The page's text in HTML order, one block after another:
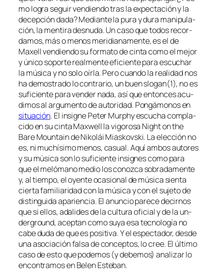
mo lo­gra se­guir ven­dien­do tras la ex­pec­ta­ción y la
de­cep­ción da­da? Mediante la pu­ra y du­ra ma­ni­pu­la­
ción, la men­ti­ra des­nu­da. Un ca­so que to­dos re­cor­
da­mos, más o me­nos me­ri­dia­na­men­te, es el de
Maxell ven­dien­do su for­ma­to de cin­ta co­mo el me­jor
y úni­co so­por­te real­men­te efi­cien­te pa­ra es­cu­char
la mú­si­ca y no so­lo oír­la. Pero cuan­do la reali­dad nos
ha de­mos­tra­do lo con­tra­rio, un buen slogan(1), no es
su­fi­cien­te pa­ra ven­der na­da, así que en­ton­ces acu­
di­mos al ar­gu­men­to de au­to­ri­dad. Pongámonos en
si­tua­ción. El in­sig­ne Peter Murphy es­cu­cha com­pla­
ci­do en su cin­ta Maxwell la vi­go­ro­sa Night on the
Bare Mountain de Nikolái Miaskovski. La elec­ción no
es, ni mu­chí­si­mo me­nos, ca­sual. Aquí am­bos au­to­res
y su mú­si­ca son lo su­fi­cien­te in­sig­nes co­mo pa­ra
que el me­ló­mano me­dio los co­noz­ca so­bra­da­men­te
y, al tiem­po, el oyen­te oca­sio­nal de mú­si­ca sien­ta
cier­ta fa­mi­lia­ri­dad con la mú­si­ca y con el su­je­to de
dis­tin­gui­da apa­rien­cia. El anun­cio pa­re­ce de­cir­nos
que si ellos, ada­li­des de la cul­tu­ra ofi­cial y de la un­
der­ground, acep­tan co­mo su­ya esa tec­no­lo­gía no
ca­be du­da de que es po­si­ti­va. Y el es­pec­ta­dor, des­de
una aso­cia­ción fal­sa de con­cep­tos, lo cree. El úl­ti­mo
ca­so de es­to que po­de­mos (y de­be­mos) ana­li­zar lo
en­con­tra­mos en Belen Esteban.